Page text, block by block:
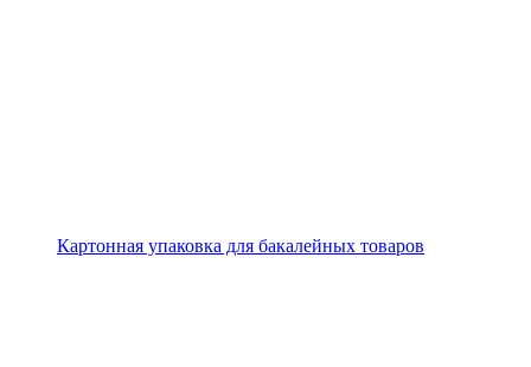
Картонная упаковка для бакалейных товаров